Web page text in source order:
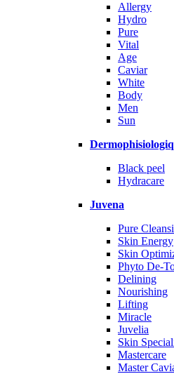
Allergy
Hydro
Pure
Vital
Age
Caviar
White
Body
Men
Sun
Black peel
Hydracare
Juvena
Pure
Skin Energy
Skin
Phyto De-
Delining
Nourishing
Lifting
Miracle
Juvelia
Skin
Mastercare
Master